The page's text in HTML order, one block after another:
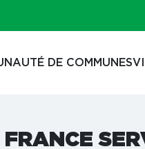
DE COMMUNES